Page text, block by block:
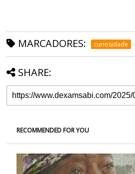
MARCADORES: curiosidade
SHARE:
RECOMMENDED FOR YOU